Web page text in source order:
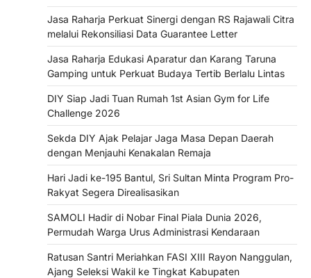
Jasa Raharja Perkuat Sinergi dengan RS Rajawali Citra
melalui Rekonsiliasi Data Guarantee Letter
Jasa Raharja Edukasi Aparatur dan Karang Taruna
Gamping untuk Perkuat Budaya Tertib Berlalu Lintas
DIY Siap Jadi Tuan Rumah 1st Asian Gym for Life
Challenge 2026
Sekda DIY Ajak Pelajar Jaga Masa Depan Daerah
dengan Menjauhi Kenakalan Remaja
Hari Jadi ke-195 Bantul, Sri Sultan Minta Program Pro-
Rakyat Segera Direalisasikan
SAMOLI Hadir di Nobar Final Piala Dunia 2026,
Permudah Warga Urus Administrasi Kendaraan
Ratusan Santri Meriahkan FASI XIII Rayon Nanggulan,
Ajang Seleksi Wakil ke Tingkat Kabupaten